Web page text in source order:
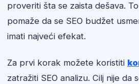
proveriti šta se zaista dešava.
pomaže da se SEO budžet
imati najveći efekat.
Za prvi korak možete koristiti
zatražiti SEO analizu. Cilj nije da